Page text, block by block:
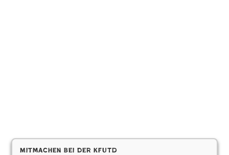
Mitmachen bei der KfUTD